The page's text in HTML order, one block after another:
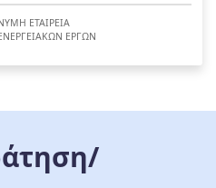
ΕΤΑΙΡΕΙΑ
ΕΡΓΩΝ